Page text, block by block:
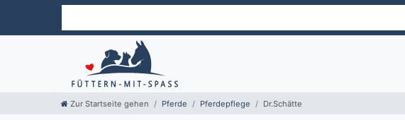
Zur Startseite gehen Pferde Pferdepflege Dr.Schätte